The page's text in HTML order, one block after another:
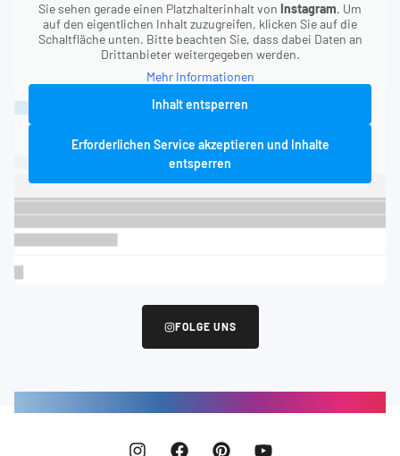
Sie sehen gerade einen Platzhalterinhalt von Instagram. Um
auf den eigentlichen Inhalt zuzugreifen, klicken Sie auf die
Schaltfläche unten. Bitte beachten Sie, dass dabei Daten an
Drittanbieter weitergegeben werden.
Mehr Informationen
Inhalt entsperren
Erforderlichen Service akzeptieren und Inhalte
entsperren
FOLGE UNS